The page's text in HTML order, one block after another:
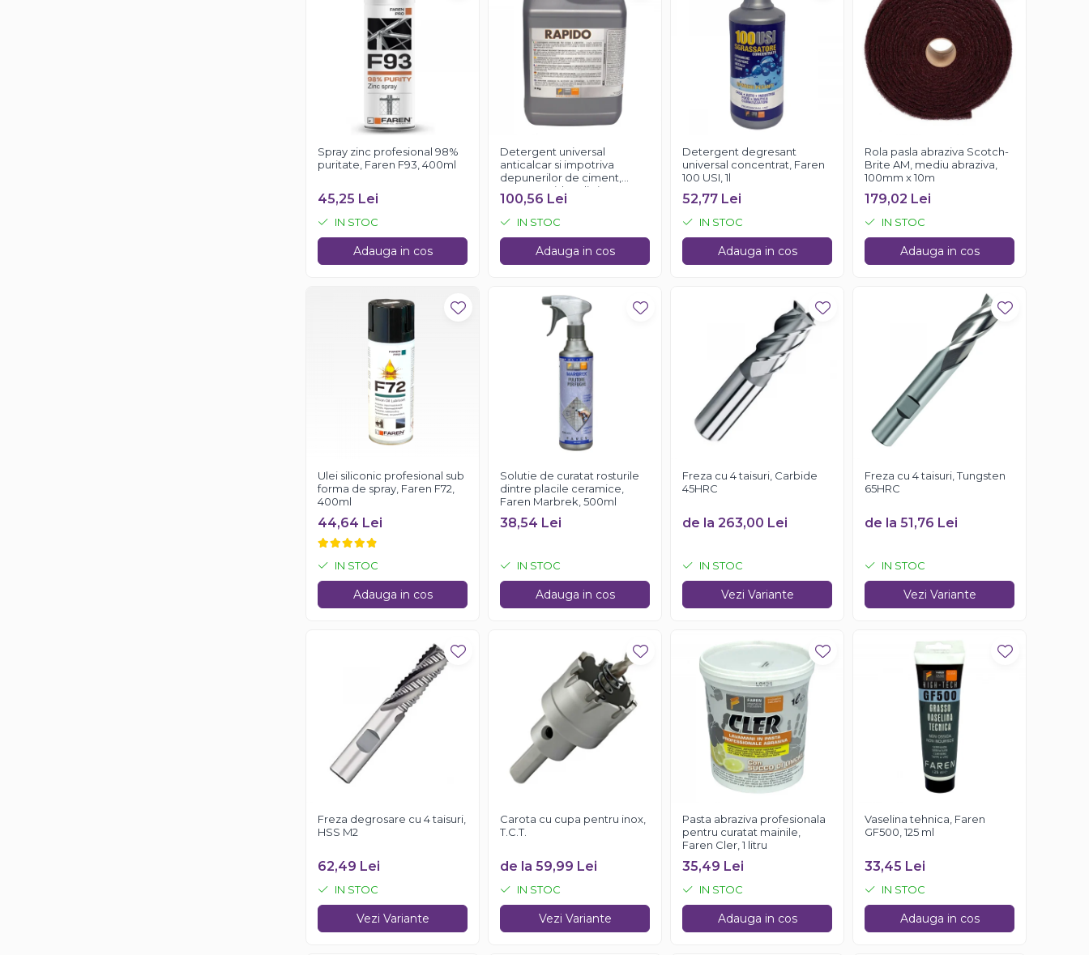
Spray zinc profesional 98%
puritate, Faren F93, 400ml
45,25 Lei
IN STOC
Adauga in cos
Detergent universal
anticalcar si impotriva
depunerilor de ciment,
Faren Rapido, 5 litri
100,56 Lei
IN STOC
Adauga in cos
Detergent degresant
universal concentrat, Faren
100 USI, 1l
52,77 Lei
IN STOC
Adauga in cos
Rola pasla abraziva Scotch-
Brite AM, mediu abraziva,
100mm x 10m
179,02 Lei
IN STOC
Adauga in cos
Ulei siliconic profesional sub
forma de spray, Faren F72,
400ml
44,64 Lei
IN STOC
Adauga in cos
Solutie de curatat rosturile
dintre placile ceramice,
Faren Marbrek, 500ml
38,54 Lei
IN STOC
Adauga in cos
Freza cu 4 taisuri, Carbide
45HRC
de la 263,00 Lei
IN STOC
Vezi Variante
Freza cu 4 taisuri, Tungsten
65HRC
de la 51,76 Lei
IN STOC
Vezi Variante
Freza degrosare cu 4 taisuri,
HSS M2
62,49 Lei
IN STOC
Vezi Variante
Carota cu cupa pentru inox,
T.C.T.
de la 59,99 Lei
IN STOC
Vezi Variante
Pasta abraziva profesionala
pentru curatat mainile,
Faren Cler, 1 litru
35,49 Lei
IN STOC
Adauga in cos
Vaselina tehnica, Faren
GF500, 125 ml
33,45 Lei
IN STOC
Adauga in cos